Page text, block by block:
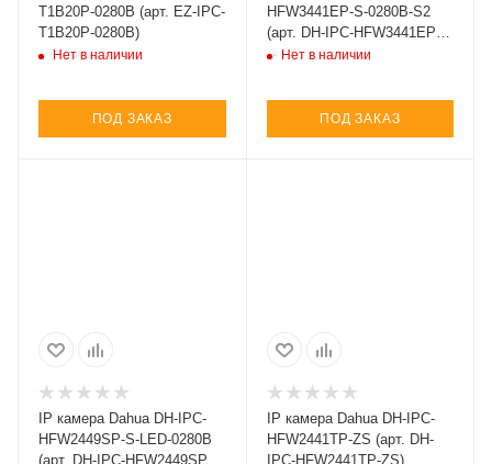
T1B20P-0280B (арт. EZ-IPC-
T1B20P-0280B)
Нет в наличии
ПОД ЗАКАЗ
HFW3441EP-S-0280B-S2
(арт. DH-IPC-HFW3441EP-
S-0280B-S2)
Нет в наличии
ПОД ЗАКАЗ
IP камера Dahua DH-IPC-
HFW2449SP-S-LED-0280B
(арт. DH-IPC-HFW2449SP-
IP камера Dahua DH-IPC-
HFW2441TP-ZS (арт. DH-
IPC-HFW2441TP-ZS)